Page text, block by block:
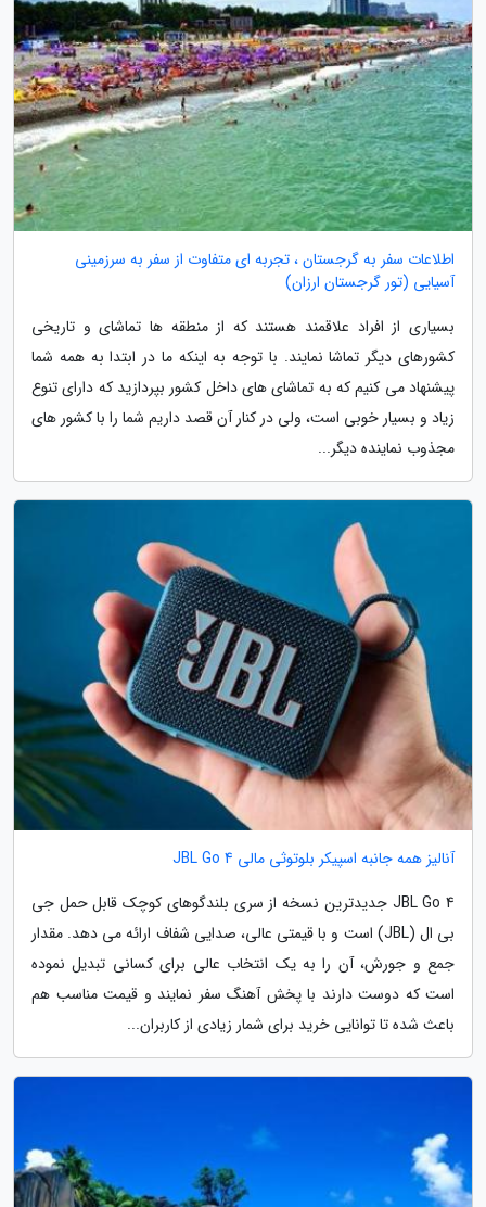
اطلاعات سفر به گرجستان ، تجربه ای متفاوت از سفر به سرزمینی
آسیایی (تور گرجستان ارزان)
بسیاری از افراد علاقمند هستند که از منطقه ها تماشای و تاریخی
کشورهای دیگر تماشا نمایند. با توجه به اینکه ما در ابتدا به همه شما
پیشنهاد می کنیم که به تماشای های داخل کشور بپردازید که دارای تنوع
زیاد و بسیار خوبی است، ولی در کنار آن قصد داریم شما را با کشور های
مجذوب نماینده دیگر...
آنالیز همه جانبه اسپیکر بلوتوثی مالی JBL Go 4
JBL Go 4 جدیدترین نسخه از سری بلندگوهای کوچک قابل حمل جی
بی ال (JBL) است و با قیمتی عالی، صدایی شفاف ارائه می دهد. مقدار
جمع و جورش، آن را به یک انتخاب عالی برای کسانی تبدیل نموده
است که دوست دارند با پخش آهنگ سفر نمایند و قیمت مناسب هم
باعث شده تا توانایی خرید برای شمار زیادی از کاربران...